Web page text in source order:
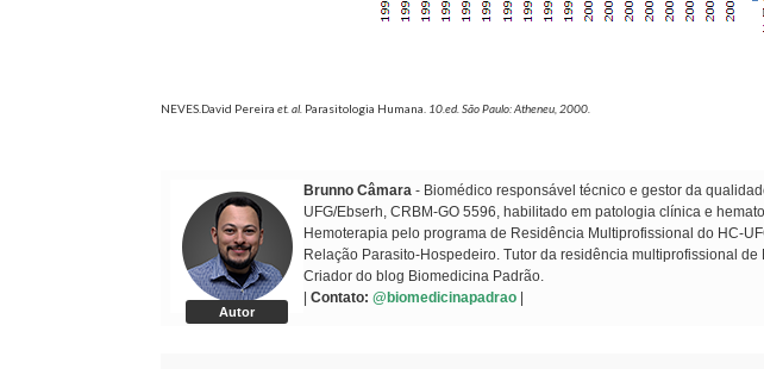
NEVES.David Pereira et. al. Parasitologia Humana. 10.ed. São Paulo: Atheneu, 2000.
Autor
Brunno Câmara- Biomédico responsável técnico e gestor da
UFG/Ebserh, CRBM-GO 5596, habilitado em patologia clínica e
Hemoterapia pelo programa de Residência Multiprofissional do HC-
Relação Parasito-Hospedeiro. Tutor da residência multiprofissional
Criador do blog Biomedicina Padrão.
Contato: @biomedicinapadrao